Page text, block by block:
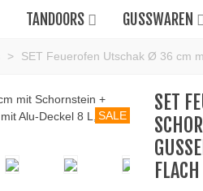
TANDOORS GUSSWAREN
> SET Feuerofen Utschak Ø 36 cm
SALE
SET
FLACH